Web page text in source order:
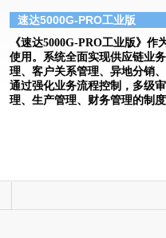
速达5000G-PRO工业版
《速达5000G-PRO工业版》
使用。系统全面实现供应链业
理、客户关系管理、异地分销
通过强化业务流程控制，多级
理、生产管理、财务管理的制度